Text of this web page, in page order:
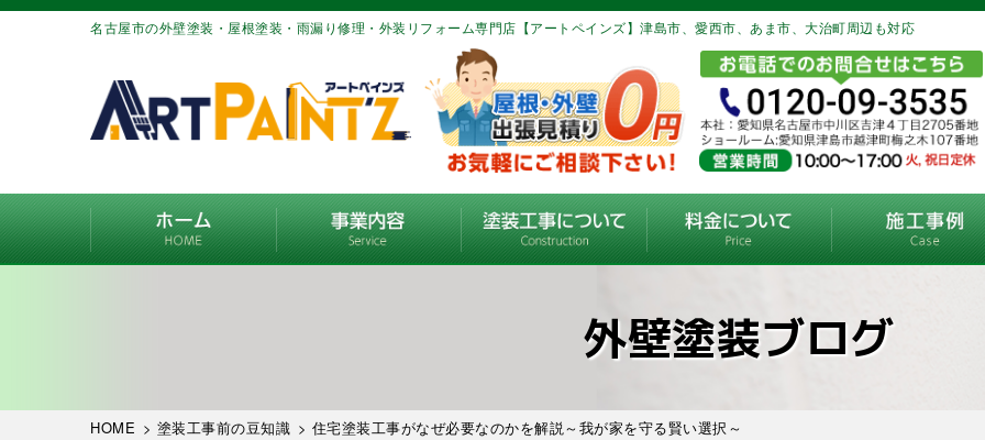
名古屋市の外壁塗装・屋根塗装・雨漏り修理・外装リフォーム専門店【アートペインズ】津島市、愛西市、あま市、大治町周辺も対応
外壁塗装ブログ
HOME > 塗装工事前の豆知識 > 住宅塗装工事がなぜ必要なのかを解説～我が家を守る賢い選択～